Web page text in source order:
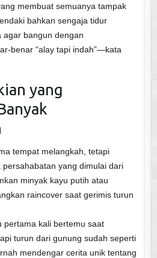
membuat semuanya tampak
bahkan sengaja tidur
agar bangun dengan
benar “alay tapi indah”—kata
yang
tempat melangkah, tetapi
yang dimulai dari
minyak kayu putih atau
raincover saat gerimis turun
pertama kali bertemu saat
turun dari gunung sudah seperti
mendengar cerita unik tentang